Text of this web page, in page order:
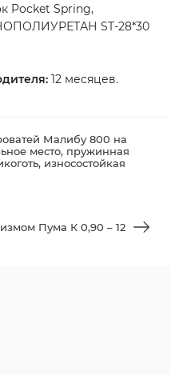
Pocket Spring,
ST-28*30
12 месяцев.
Малибу 800 на
место, пружинная
износостойкая
Пума К 0,90 – 12